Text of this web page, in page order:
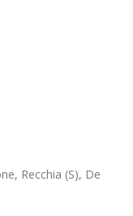
Recchia (S), De